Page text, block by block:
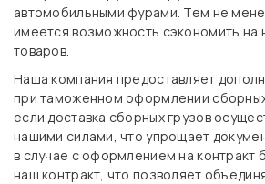
автомобильными фурами. Тем не
имеется возможность сэкономить на
товаров.
Наша компания предоставляет
при таможенном оформлении сборных
если доставка сборных грузов
нашими силами, что упрощает
в случае с оформлением на контракт
наш контракт, что позволяет